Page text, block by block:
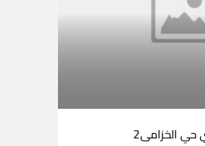
حي الخزامى2